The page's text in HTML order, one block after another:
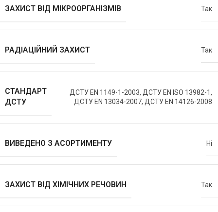
ЗАХИСТ ВІД МІКРООРГАНІЗМІВ Так
РАДІАЦІЙНИЙ ЗАХИСТ Так
СТАНДАРТ
ДСТУ
ДСТУ EN 1149-1-2003, ДСТУ EN ISO 13982-1,
ДСТУ EN 13034-2007, ДСТУ EN 14126-2008
ВИВЕДЕНО З АСОРТИМЕНТУ Ні
ЗАХИСТ ВІД ХІМІЧНИХ РЕЧОВИН Так